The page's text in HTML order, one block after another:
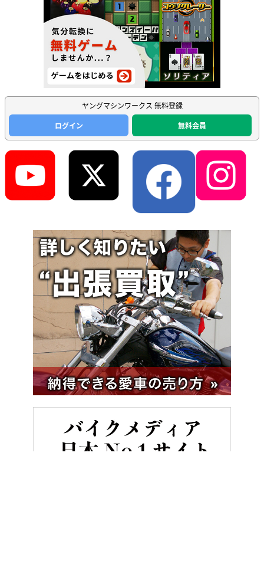
ヤングマシンワークス 無料登録
ログイン
無料会員